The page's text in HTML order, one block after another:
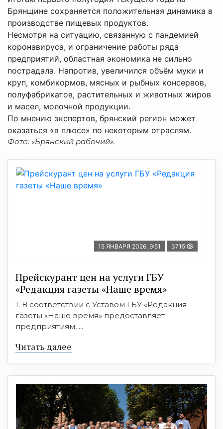
Брянщине сохраняется положительная динамика в
производстве пищевых продуктов.
Несмотря на ситуацию, связанную с пандемией
коронавируса, и ограничение работы ряда
предприятий, областная экономика не сильно
пострадала. Напротив, увеличился объём муки и
круп, комбикормов, мясных и рыбных консервов,
полуфабрикатов, растительных и животных жиров
и масел, молочной продукции.
По мнению экспертов, брянский регион может
оказаться «в плюсе» по некоторым отраслям.
Фото: «Брянский рабочий».
15 ЯНВАРЯ 2026, 9:51 3715
Прейскурант цен на услуги ГБУ
«Редакция газеты «Наше время»
1. В соответствии с Уставом ГБУ «Редакция
газеты «Наше время» предоставляет
предприятиям, ...
Читать далее